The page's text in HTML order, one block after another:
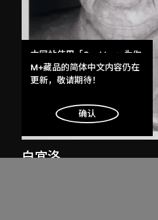
白宜洛
本网站使用「Cookies」为你
提供最好的网站体验。
了解更多
明白
M+藏品的简体中文内容仍在
更新，敬请期待！
确认